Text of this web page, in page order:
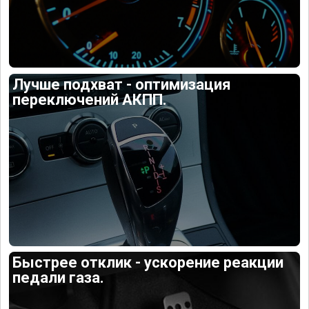
Лучше подхват - оптимизация
переключений АКПП.
Быстрее отклик - ускорение реакции
педали газа.